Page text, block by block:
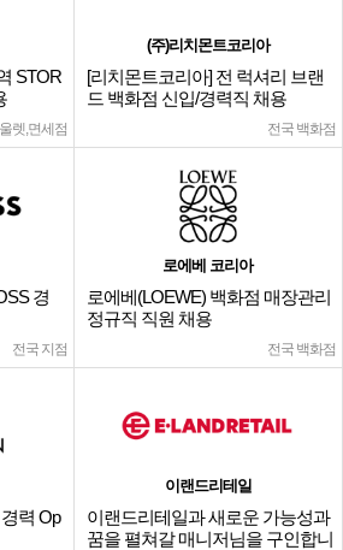
STOR
렛,면세점
(주)리치몬트코리아
[리치몬트코리아] 전 럭셔리 브랜
드 백화점 신입/경력직 채용
전국 백화점
경
전국 지점
로에베 코리아
로에베(LOEWE) 백화점 매장관리
정규직 직원 채용
전국 백화점
력 Op
이랜드리테일
이랜드리테일과 새로운 가능성과
꿈을 펼쳐갈 매니저님을 구인합니